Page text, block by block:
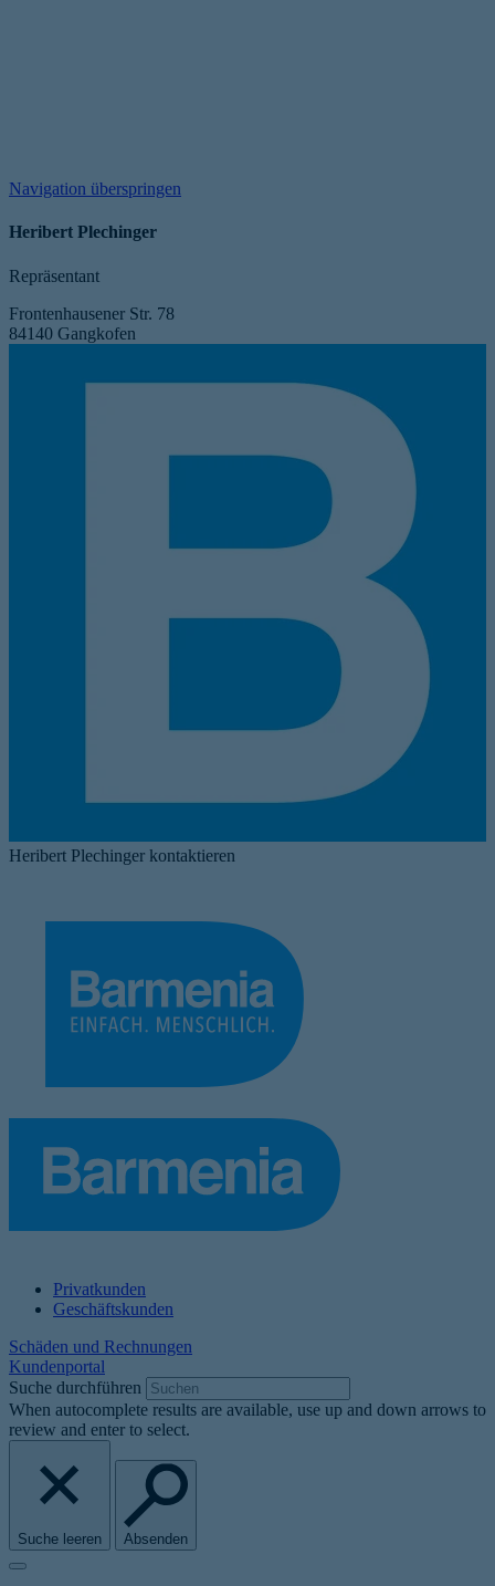
Navigation überspringen
Heribert Plechinger
Repräsentant
Frontenhausener Str. 78
84140 Gangkofen
Heribert Plechinger kontaktieren
Privatkunden
Geschäftskunden
Schäden und Rechnungen
Kundenportal
Suche durchführen
When autocomplete results are available, use up and down arrows to
review and enter to select.
Suche leeren Absenden